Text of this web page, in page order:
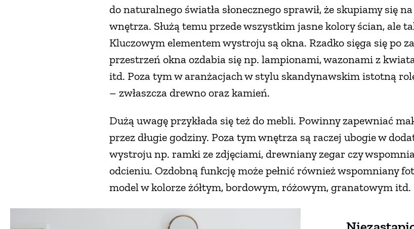
do naturalnego światła słonecznego sprawił, że skupiamy się
wnętrza. Służą temu przede wszystkim jasne kolory ścian, ale
Kluczowym elementem wystroju są okna. Rzadko sięga się po
przestrzeń okna ozdabia się np. lampionami, wazonami z
itd. Poza tym w aranżacjach w stylu skandynawskim istotną
– zwłaszcza drewno oraz kamień.
Dużą uwagę przykłada się też do mebli. Powinny zapewniać
przez długie godziny. Poza tym wnętrza są raczej ubogie w
wystroju np. ramki ze zdjęciami, drewniany zegar czy
odcieniu. Ozdobną funkcję może pełnić również wspomniany
model w kolorze żółtym, bordowym, różowym, granatowym itd.